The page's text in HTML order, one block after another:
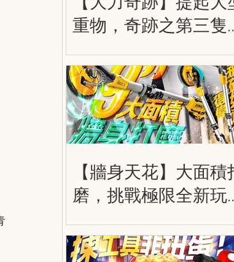
重物，奇跡之第三隻
手！DWHT83550 得
大力出奇積 工業起
【牆身天花】大面積
磨，挑戰極限全新玩
法，得偉 20V 飛砂
棒 DCE800B